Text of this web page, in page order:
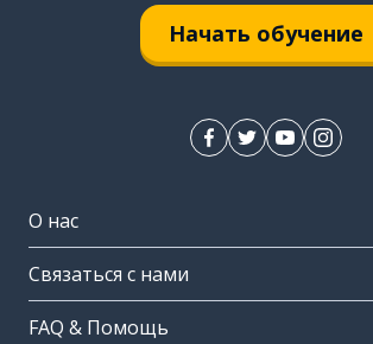
Начать обучение
О нас
Связаться с нами
FAQ & Помощь